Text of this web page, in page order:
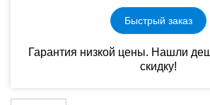
Быстрый заказ
Гарантия низкой цены. Нашли
скидку!